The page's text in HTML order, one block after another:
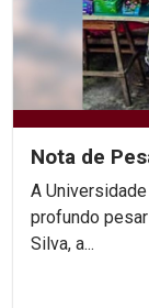
Nota de
A
profundo
Silva, a...